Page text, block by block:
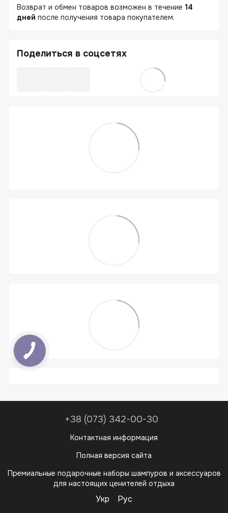
Возврат и обмен товаров возможен в течение 14
дней после получения товара покупателем.
Поделиться в соцсетях
+38 (073) 342-00-30
Контактная информация
Полная версия сайта
Премиальные подарочные наборы шампуров и аксессуаров
для настоящих ценителей отдыха
Укр Рус